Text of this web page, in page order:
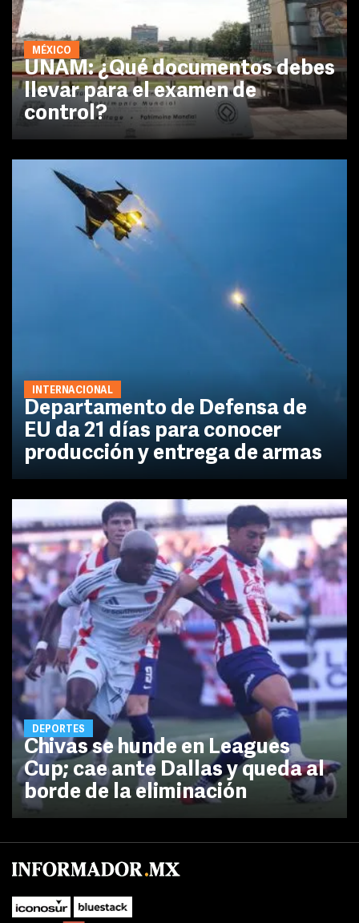
MÉXICO
UNAM: ¿Qué documentos debes
llevar para el examen de
control?
INTERNACIONAL
Departamento de Defensa de
EU da 21 días para conocer
producción y entrega de armas
DEPORTES
Chivas se hunde en Leagues
Cup; cae ante Dallas y queda al
borde de la eliminación